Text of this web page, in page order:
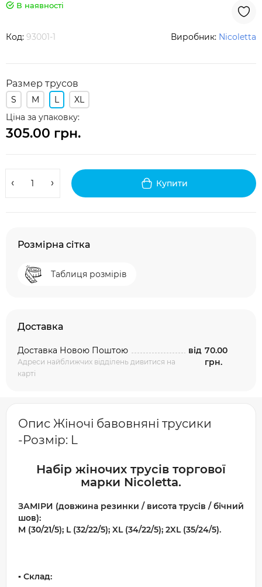
В наявності
Код: 93001-1 Виробник: Nicoletta
Размер трусов
S M L
XL
Ціна за упаковку:
305.00 грн.
Купити
Розмірна сітка
Таблиця розмірів
Доставка
Доставка Новою Поштою
Адреси найближчих відділень дивитися на
карті
від 70.00
грн.
Опис Жіночі бавовняні трусики
-Розмір: L
Набір жіночих трусів торгової
марки Nicoletta.
ЗАМІРИ (довжина резинки / висота трусів / бічний
шов):
M (30/21/5); L (32/22/5); XL (34/22/5); 2XL (35/24/5).
▪️ Склад: